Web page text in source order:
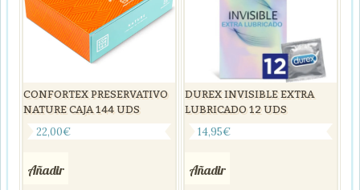
CONFORTEX PRESERVATIVO
NATURE CAJA 144 UDS
22,00€
Añadir
DUREX INVISIBLE EXTRA
LUBRICADO 12 UDS
14,95€
Añadir